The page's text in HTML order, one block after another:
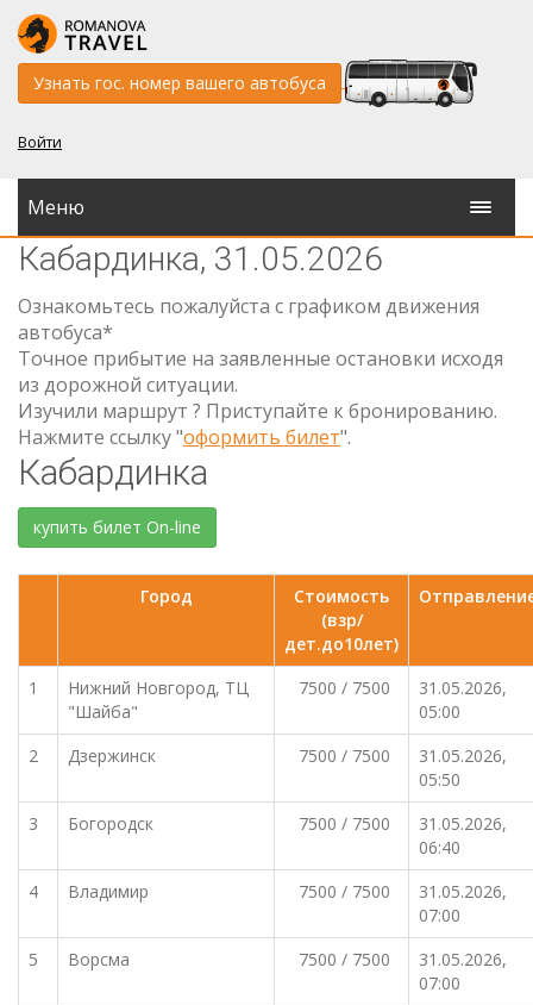
Узнать гос. номер вашего автобуса
Войти
Меню
Кабардинка, 31.05.2026
Ознакомьтесь пожалуйста с графиком движения
автобуса*
Точное прибытие на заявленные остановки исходя
из дорожной ситуации.
Изучили маршрут ? Приступайте к бронированию.
Нажмите ссылку "оформить билет".
Кабардинка
купить билет On-line
Город
Стоимость
(взр/
дет.до10лет)
1
Нижний Новгород, ТЦ
"Шайба"
7500 / 7500
31.05.2026,
05:00
2
Дзержинск 7500 / 7500
31.05.2026,
05:50
3
Богородск 7500 / 7500
31.05.2026,
06:40
4
Владимир 7500 / 7500
31.05.2026,
07:00
5
Ворсма 7500 / 7500
31.05.2026,
07:00